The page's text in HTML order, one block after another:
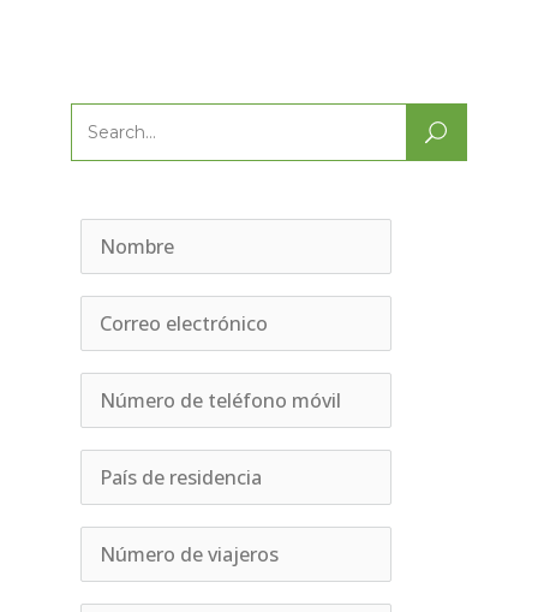
Search